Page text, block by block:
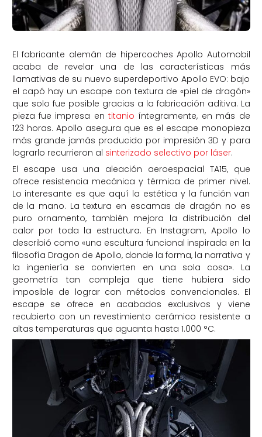
El fabricante alemán de hipercoches Apollo Automobil
acaba de revelar una de las características más
llamativas de su nuevo superdeportivo Apollo EVO: bajo
el capó hay un escape con textura de «piel de dragón»
que solo fue posible gracias a la fabricación aditiva. La
pieza fue impresa en titanio íntegramente, en más de
123 horas. Apollo asegura que es el escape monopieza
más grande jamás producido por impresión 3D y para
lograrlo recurrieron al sinterizado selectivo por láser.
El escape usa una aleación aeroespacial TA15, que
ofrece resistencia mecánica y térmica de primer nivel.
Lo interesante es que aquí la estética y la función van
de la mano. La textura en escamas de dragón no es
puro ornamento, también mejora la distribución del
calor por toda la estructura. En Instagram, Apollo lo
describió como «una escultura funcional inspirada en la
filosofía Dragon de Apollo, donde la forma, la narrativa y
la ingeniería se convierten en una sola cosa». La
geometría tan compleja que tiene hubiera sido
imposible de lograr con métodos convencionales. El
escape se ofrece en acabados exclusivos y viene
recubierto con un revestimiento cerámico resistente a
altas temperaturas que aguanta hasta 1.000 °C.